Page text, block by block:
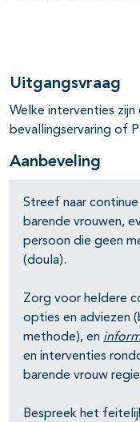
Uitgangsvraag
Welke interventies
bevallingservaring of
Aanbeveling
Streef naar
barende vrouwen,
persoon die geen
(doula).
Zorg voor heldere
opties en adviezen
methode), en
en interventies
barende vrouw
Bespreek het